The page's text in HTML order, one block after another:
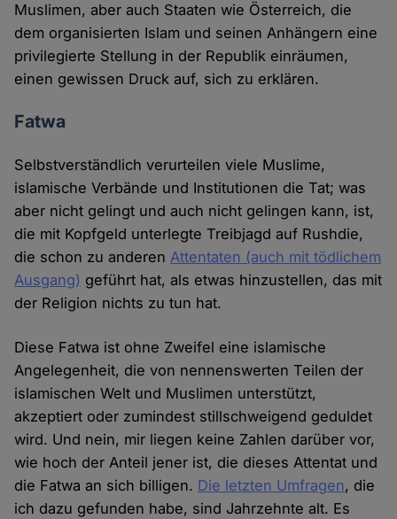
Muslimen, aber auch Staaten wie Österreich, die
dem organisierten Islam und seinen Anhängern eine
privilegierte Stellung in der Republik einräumen,
einen gewissen Druck auf, sich zu erklären.
Fatwa
Selbstverständlich verurteilen viele Muslime,
islamische Verbände und Institutionen die Tat; was
aber nicht gelingt und auch nicht gelingen kann, ist,
die mit Kopfgeld unterlegte Treibjagd auf Rushdie,
die schon zu anderenAttentaten (auch mit tödlichem
Ausgang) geführt hat, als etwas hinzustellen, das mit
der Religion nichts zu tun hat.
Diese Fatwa ist ohne Zweifel eine islamische
Angelegenheit, die von nennenswerten Teilen der
islamischen Welt und Muslimen unterstützt,
akzeptiert oder zumindest stillschweigend geduldet
wird. Und nein, mir liegen keine Zahlen darüber vor,
wie hoch der Anteil jener ist, die dieses Attentat und
die Fatwa an sich billigen. Die letzten Umfragen, die
ich dazu gefunden habe, sind Jahrzehnte alt. Es